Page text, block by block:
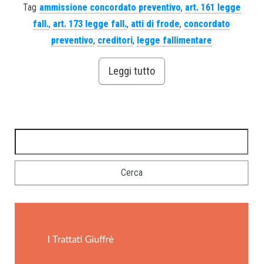
Tag ammissione concordato preventivo, art. 161 legge
fall., art. 173 legge fall., atti di frode, concordato
preventivo, creditori, legge fallimentare
Leggi tutto